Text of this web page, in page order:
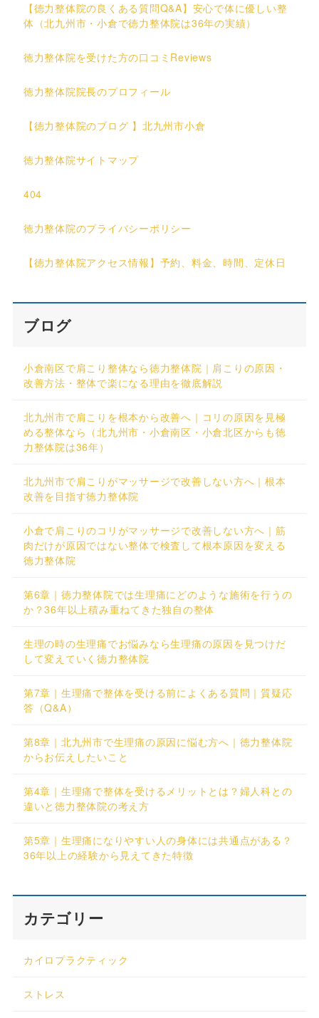
【徳力整体院の良くある質問Q&A】安心で体に優しい整
体（北九州市・小倉で徳力整体院は36年の実績）
徳力整体院を受けた方の口コミReviews
徳力整体院院長のプロフィール
【徳力整体院のブログ 】北九州市小倉
徳力整体院サイトマップ
404
徳力整体院のプライバシーポリシー
【徳力整体院アクセス情報】予約、料金、時間、定休日
ブログ
小倉南区で肩こり整体なら徳力整体院｜肩こりの原因・
改善方法・整体で楽になる理由を徹底解説
北九州市で肩こりを根本から改善へ｜コリの原因を見極
める整体なら（北九州市・小倉南区・小倉北区からも徳
力整体院は36年）
北九州市で肩こりがマッサージで改善しない方へ｜根本
改善を目指す徳力整体院
小倉で肩こりのコリがマッサージで改善しない方へ｜筋
肉だけが原因ではない整体で検査して根本原因を変える
徳力整体院
第6章｜徳力整体院では生理痛にどのような施術を行うの
か？36年以上積み重ねてきた独自の整体
生理の時の生理痛でお悩みなら生理痛の原因を見つけだ
して変えていく徳力整体院
第7章｜生理痛で整体を受ける前によくある質問｜質疑応
答（Q&A）
第8章｜北九州市で生理痛の原因に悩む方へ｜徳力整体院
からお伝えしたいこと
第4章｜生理痛で整体を受けるメリットとは？婦人科との
違いと徳力整体院の考え方
第5章｜生理痛になりやすい人の身体には共通点がある？
36年以上の経験から見えてきた特徴
カテゴリー
カイロプラクティック
ストレス